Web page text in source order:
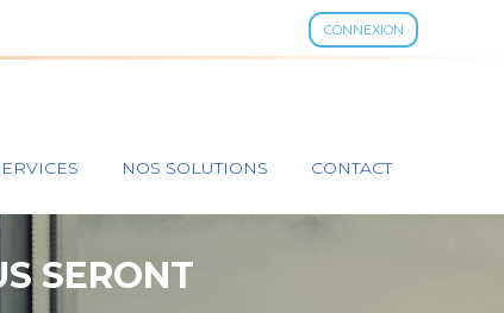
CONNEXION
NOS SOLUTIONS CONTACT
SERONT